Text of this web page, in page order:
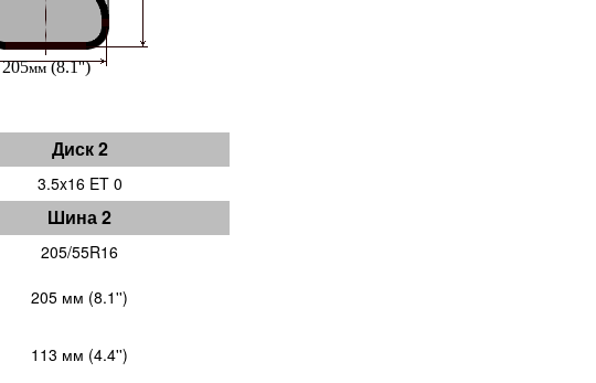
Диск 2
3.5x16 ET 0
Шина 2
205/55R16
205 мм (8.1'')
113 мм (4.4'')